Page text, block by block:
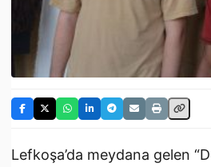
Lefkoşa’da meydana gelen